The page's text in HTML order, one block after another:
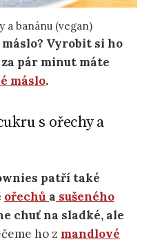
a banánu (vegan)
Vyrobit si ho
pár minut máte
máslo.
s ořechy a
patří také
ořechů a sušeného
chuť na sladké, ale
ho z mandlové